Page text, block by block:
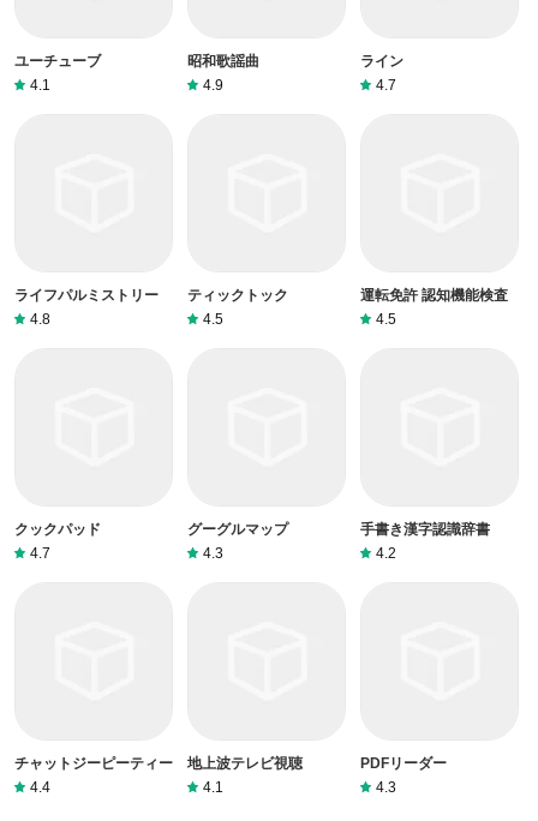
ユーチューブ
4.1
昭和歌謡曲
4.9
ライン
4.7
ライフパルミストリー
4.8
ティックトック
4.5
運転免許 認知機能検査
4.5
クックパッド
4.7
グーグルマップ
4.3
手書き漢字認識辞書
4.2
チャットジーピーティー
4.4
地上波テレビ視聴
4.1
PDFリーダー
4.3